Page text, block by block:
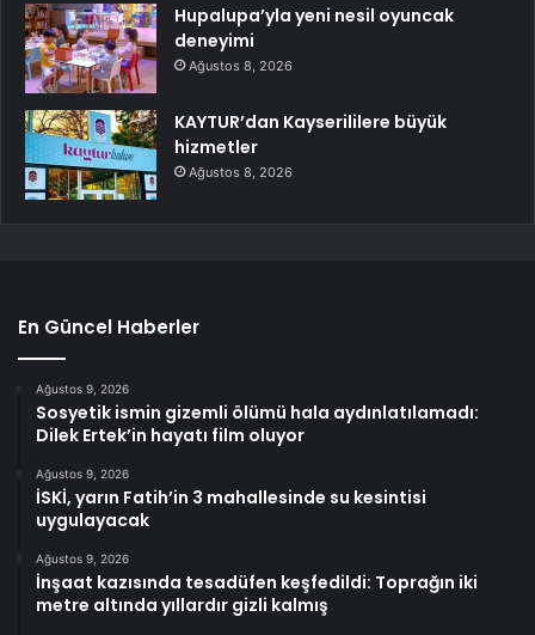
Hupalupa’yla yeni nesil oyuncak
deneyimi
Ağustos 8, 2026
KAYTUR’dan Kayserililere büyük
hizmetler
Ağustos 8, 2026
En Güncel Haberler
Ağustos 9, 2026
Sosyetik ismin gizemli ölümü hala aydınlatılamadı:
Dilek Ertek’in hayatı film oluyor
Ağustos 9, 2026
İSKİ, yarın Fatih’in 3 mahallesinde su kesintisi
uygulayacak
Ağustos 9, 2026
İnşaat kazısında tesadüfen keşfedildi: Toprağın iki
metre altında yıllardır gizli kalmış